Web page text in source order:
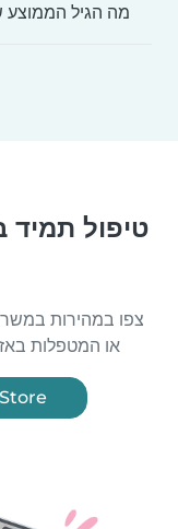
מה הגיל הממוצע
טיפול תמיד
צפו במהירות
או המטפלות